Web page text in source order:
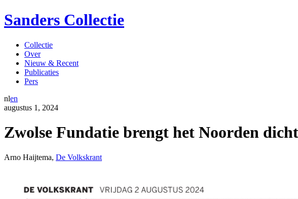
Sanders Collectie
Collectie
Over
Nieuw & Recent
Publicaties
Pers
nlen
augustus 1 , 2024
Zwolse Fundatie brengt het Noorden
Arno Haijtema, De Volkskrant